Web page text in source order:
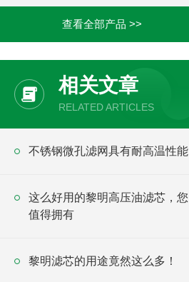
查看全部产品 >>
相关文章
RELATED ARTICLES
不锈钢微孔滤网具有耐高温性能
这么好用的黎明高压油滤芯，您
值得拥有
黎明滤芯的用途竟然这么多！